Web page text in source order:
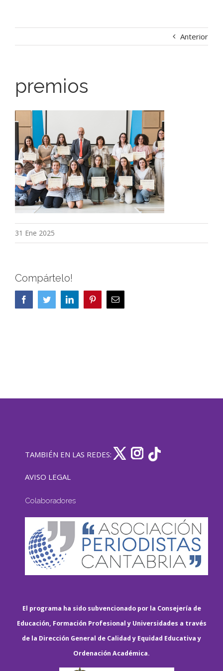
Anterior
premios
31 Ene 2025
Compártelo!
FacebookTwitterLinkedIn PinterestCorreo
electrónico
TAMBIÉN EN LAS REDES:
AVISO LEGAL
Colaboradores
El programa ha sido subvencionado por la Consejería de
Educación, Formación Profesional y Universidades a través
de la Dirección General de Calidad y Equidad Educativa y
Ordenación Académica.